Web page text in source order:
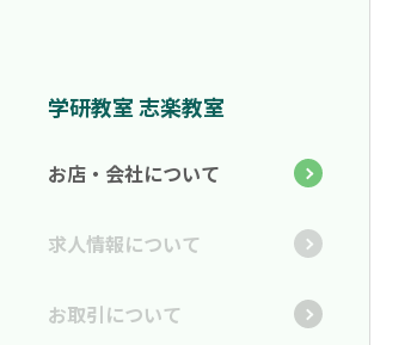
学研教室 志楽教室
お店・会社について
求人情報について
お取引について